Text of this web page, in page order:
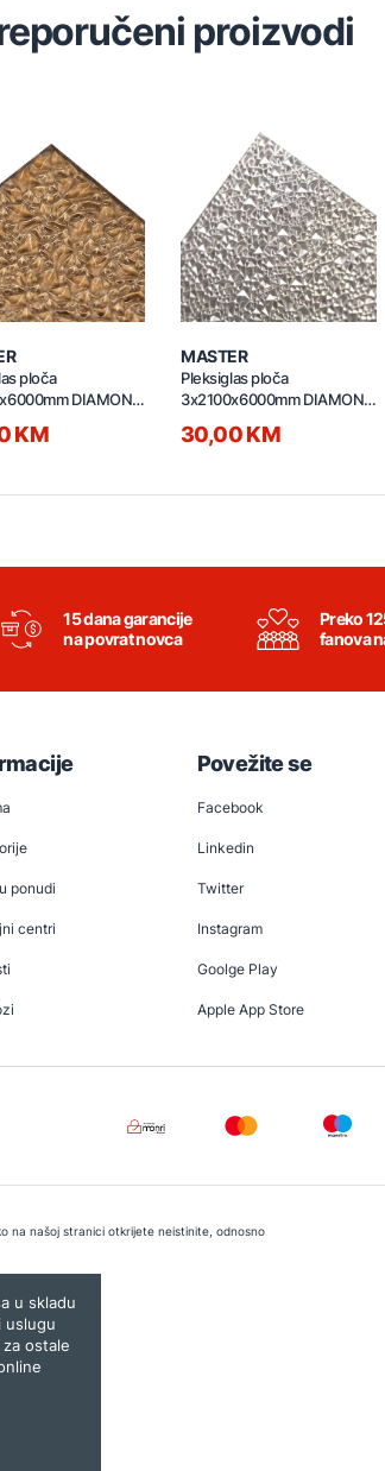
proizvodi
ploča
DIAMOND
KM
MASTER
Pleksiglas ploča
3x2100x6000mm DIAMOND
Transparent
30,00 KM
15 dana garancije
na povrat novca
Preko
fanova
ponudi
centri
Povežite se
Facebook
Linkedin
Twitter
Instagram
Goolge Play
Apple App Store
na našoj stranici otkrijete neistinite, odnosno
u skladu
uslugu
ostale